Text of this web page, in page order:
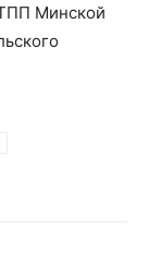
Минской